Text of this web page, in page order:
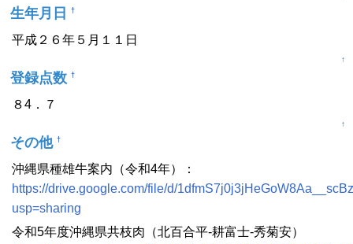
生年月日 †
平成２６年５月１１日
↑
登録点数 †
８4．７
↑
その他 †
沖縄県種雄牛案内（令和4年）：
https://drive.google.com/file/d/
usp=sharing
令和5年度沖縄県共枝肉（北百合平-耕富士-秀菊安）